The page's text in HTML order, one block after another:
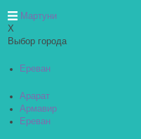
Мартуни
X
Выбор города
Ереван
Арарат
Армавир
Ереван